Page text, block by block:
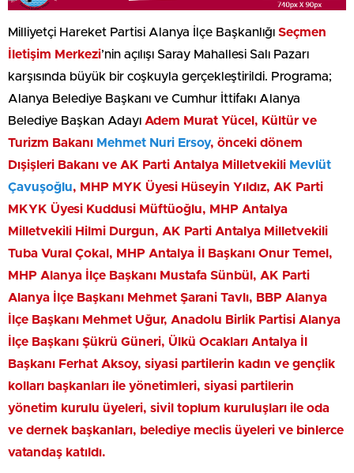
Milliyetçi Hareket Partisi Alanya İlçe Başkanlığı Seçmen
İletişim Merkezi’nin açılışı Saray Mahallesi Salı Pazarı
karşısında büyük bir coşkuyla gerçekleştirildi. Programa;
Alanya Belediye Başkanı ve Cumhur İttifakı Alanya
Belediye Başkan Adayı Adem Murat Yücel, Kültür ve
Turizm Bakanı Mehmet Nuri Ersoy, önceki dönem
Dışişleri Bakanı ve AK Parti Antalya Milletvekili Mevlüt
Çavuşoğlu, MHP MYK Üyesi Hüseyin Yıldız, AK Parti
MKYK Üyesi Kuddusi Müftüoğlu, MHP Antalya
Milletvekili Hilmi Durgun, AK Parti Antalya Milletvekili
Tuba Vural Çokal, MHP Antalya İl Başkanı Onur Temel,
MHP Alanya İlçe Başkanı Mustafa Sünbül, AK Parti
Alanya İlçe Başkanı Mehmet Şarani Tavlı, BBP Alanya
İlçe Başkanı Mehmet Uğur, Anadolu Birlik Partisi Alanya
İlçe Başkanı Şükrü Güneri, Ülkü Ocakları Antalya İl
Başkanı Ferhat Aksoy, siyasi partilerin kadın ve gençlik
kolları başkanları ile yönetimleri, siyasi partilerin
yönetim kurulu üyeleri, sivil toplum kuruluşları ile oda
ve dernek başkanları, belediye meclis üyeleri ve binlerce
vatandaş katıldı.